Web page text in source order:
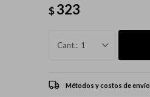
$323
1
Métodos y costos de envío